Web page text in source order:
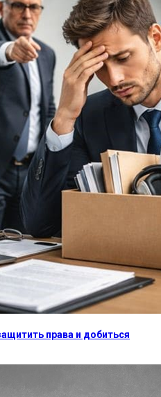
права и добиться